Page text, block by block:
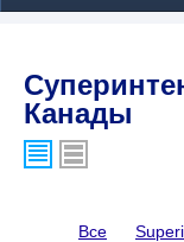
Канады
Все